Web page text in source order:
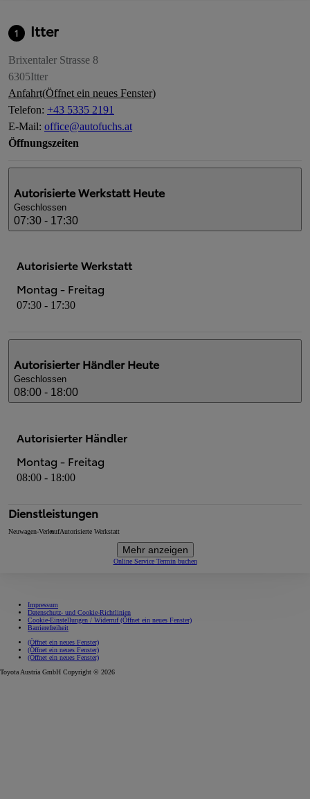
1 Itter
Brixentaler Strasse 8
6305Itter
Anfahrt(Öffnet ein neues Fenster)
Telefon: +43 5335 2191
E-Mail: office@autofuchs.at
Öffnungszeiten
Autorisierte Werkstatt Heute
Geschlossen
07:30 - 17:30
Autorisierte Werkstatt
Montag - Freitag
07:30 - 17:30
Autorisierter Händler Heute
Geschlossen
08:00 - 18:00
Autorisierter Händler
Montag - Freitag
08:00 - 18:00
Dienstleistungen
Neuwagen-VerkaufAutorisierte Werkstatt
Mehr anzeigen
Online Service Termin buchen
Impressum
Datenschutz- und Cookie-Richtlinien
Cookie-Einstellungen / Widerruf(Öffnet ein neues Fenster)
Barrierefreiheit
(Öffnet ein neues Fenster)
(Öffnet ein neues Fenster)
(Öffnet ein neues Fenster)
Toyota Austria GmbH Copyright © 2026